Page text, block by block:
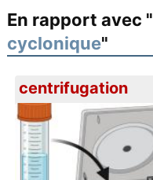
En rapport avec "
cyclonique"
centrifugation